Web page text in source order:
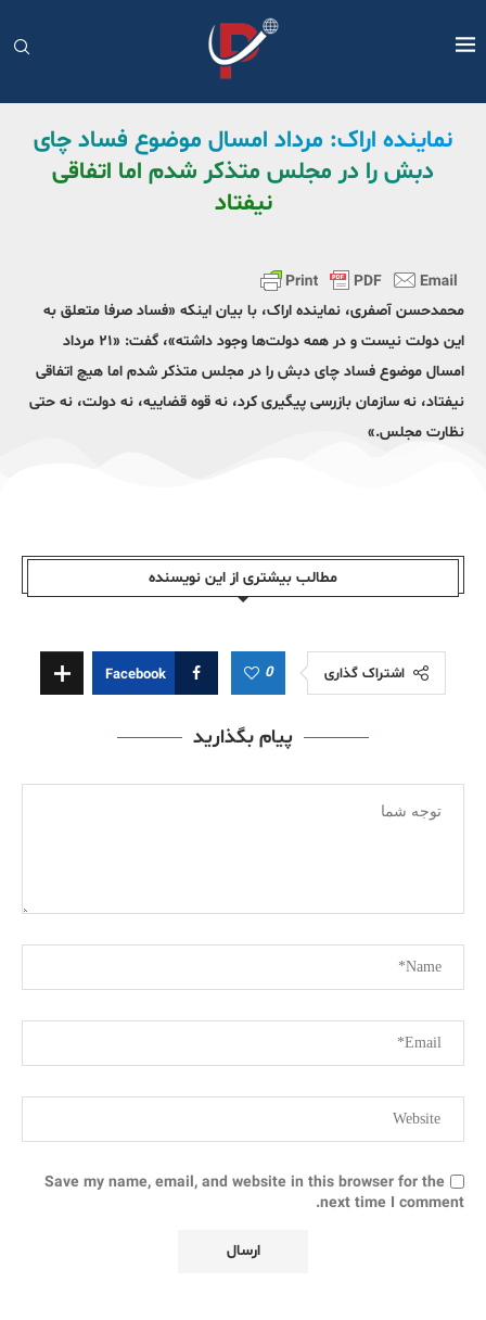
نماینده اراک: مرداد امسال موضوع فساد چای
دبش را در مجلس متذکر شدم اما اتفاقی
نیفتاد
محمدحسن آصفری، نماینده اراک، با بیان اینکه «فساد صرفا متعلق به
این دولت نیست و در همه دولت‌ها وجود داشته»، گفت: «۲۱ مرداد
امسال موضوع فساد چای دبش را در مجلس متذکر شدم اما هیچ اتفاقی
نیفتاد، نه سازمان بازرسی پیگیری کرد، نه قوه قضاییه، نه دولت، نه حتی
نظارت مجلس.»
مطالب بیشتری از این نویسندە
اشتراک گذاری 0
Facebook
پیام بگذارید
Save my name, email, and website in this browser for the
next time I comment.